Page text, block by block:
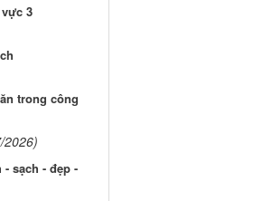
3
trong công
2026)
sạch - đẹp -